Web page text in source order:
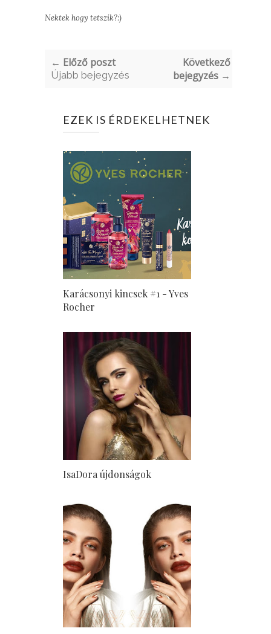
Nektek hogy tetszik?:)
← Előző poszt
Újabb bejegyzés
Következő
bejegyzés →
EZEK IS ÉRDEKELHETNEK
Karácsonyi kincsek #1 - Yves
Rocher
IsaDora újdonságok